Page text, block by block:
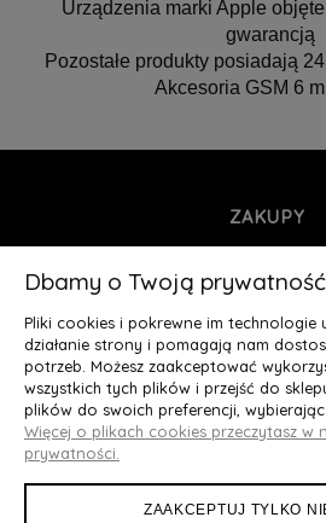
Urządzenia marki Apple
gwarancją
Pozostałe produkty posiadają
Akcesoria GSM 6
ZAKUPY
INFORMACJE
MOJE
O NAS
Deluxury.pl
Dbamy o Twoją prywatność
Pliki cookies i pokrewne im technologie
działanie strony i pomagają nam
potrzeb. Możesz zaakceptować
wszystkich tych plików i przejść do
plików do swoich preferencji,
Więcej o plikach cookies przeczytasz w
prywatności.
ZAAKCEPTUJ TYLKO